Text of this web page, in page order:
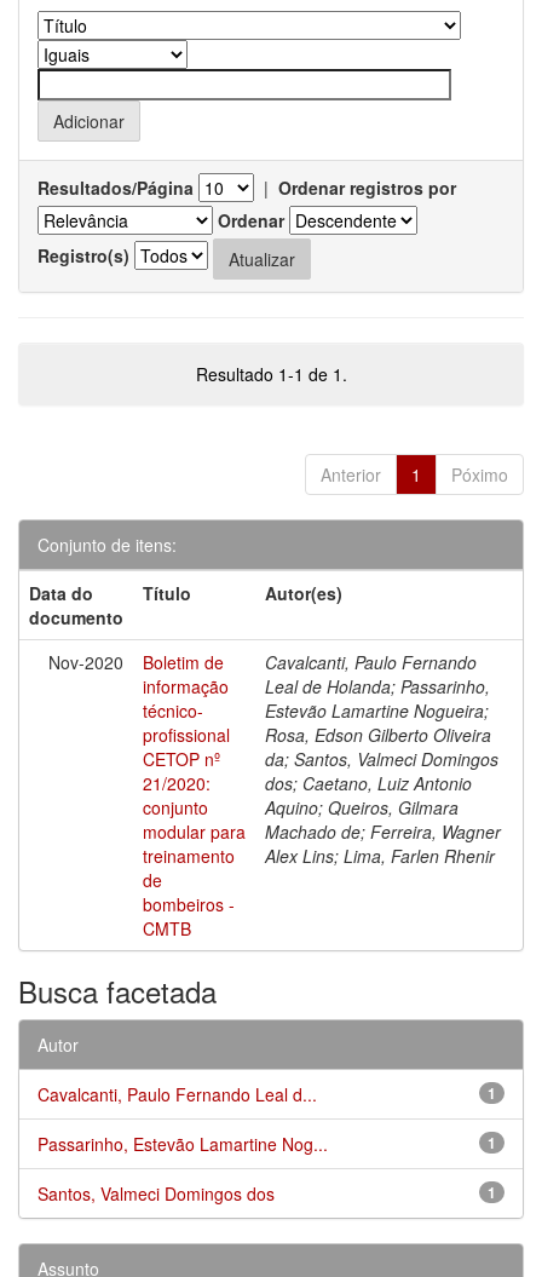
Resultados/Página | Ordenar registros por
Ordenar
Registro(s)
Resultado 1-1 de 1.
Anterior 1 Póximo
Conjunto de itens:
Data do
documento
Título Autor(es)
Nov-2020
Boletim de
informação
técnico-
profissional
CETOP nº
21/2020:
conjunto
modular para
treinamento
de
bombeiros -
CMTB
Cavalcanti, Paulo Fernando
Leal de Holanda; Passarinho,
Estevão Lamartine Nogueira;
Rosa, Edson Gilberto Oliveira
da; Santos, Valmeci Domingos
dos; Caetano, Luiz Antonio
Aquino; Queiros, Gilmara
Machado de; Ferreira, Wagner
Alex Lins; Lima, Farlen Rhenir
Busca facetada
Autor
1
Cavalcanti, Paulo Fernando Leal d...
1
Passarinho, Estevão Lamartine Nog...
1
Santos, Valmeci Domingos dos
Assunto